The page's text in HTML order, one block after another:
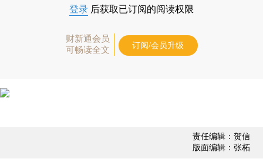
登录 后获取已订阅的阅读权限
财新通会员
可畅读全文
订阅/会员升级
责任编辑：贺信
版面编辑：张柘